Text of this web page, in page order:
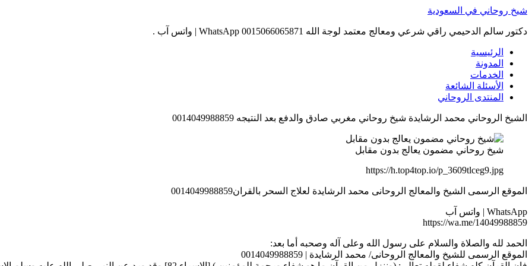
Skip
content
شيخ روحاني في السعودية
دكتور سالم الدحيمي راقي شرعي ومعالج معتمد لوجة الله 0015066065871 WhatsApp | واتس آب .
الرئيسية
المدونة
الخدمات
الأسئلة الشائعة
المنتدى الروحاني
الشيخ الروحاني محمد الرشايدة شيخ روحاني مغربي صادق والدفع بعد النتيجه 0014049988859
شيخ روحاني مضمون يعالج بدون مقابل
https://h.top4top.io/p_3609tlceg9.jpg
الموقع الرسمى الشيخ والمعالج الروحانى محمد الرشايدة لعلاج السحر بالقران0014049988859
WhatsApp | واتس آب
https://wa.me/14049988859
الحمد لله والصلاة والسلام على رسول الله وعلى آله وصحبه أما بعد:
الموقع الرسمى للشيخ والمعالج الروحانى/ محمد الرشايدة | 0014049988859